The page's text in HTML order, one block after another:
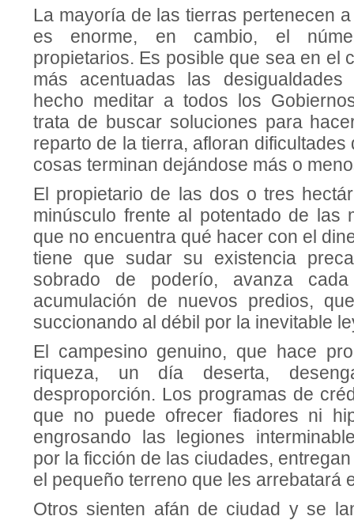
La mayoría de las tierras pertenecen
es enorme, en cambio, el
propietarios. Es posible que sea en el
más acentuadas las
hecho meditar a todos los
trata de buscar soluciones para
reparto de la tierra, afloran dificultades
cosas terminan dejándose más o
El propietario de las dos o tres
minúsculo frente al potentado de las
que no encuentra qué hacer con el
tiene que sudar su existencia
sobrado de poderío, avanza
acumulación de nuevos predios,
succionando al débil por la inevitable
El campesino genuino, que hace
riqueza, un día deserta,
desproporción. Los programas de
que no puede ofrecer fiadores ni
engrosando las legiones
por la ficción de las ciudades,
el pequeño terreno que les arrebatará
Otros sienten afán de ciudad y se